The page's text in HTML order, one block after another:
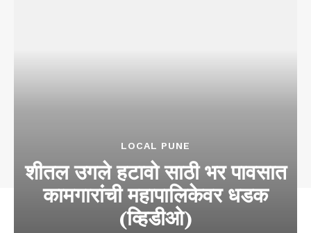
LOCAL PUNE
शीतल उगले हटावो साठी भर पावसात
कामगारांची महापालिकेवर धडक
(व्हिडीओ)